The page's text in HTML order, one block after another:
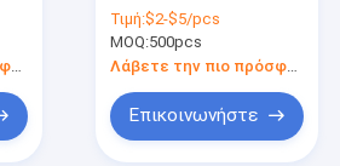
Λάβετε την πιο πρόσφατη τιμή
νάιλον μαλλιά για
εργαλεία
περιποίησης
εσωτερικού
αυτοκινήτου
Τιμή:$2-$5/pcs
MOQ:500pcs
Επικοινωνήστε